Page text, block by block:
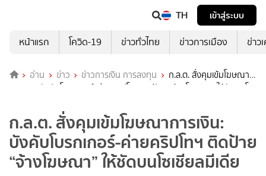
TH
เข้าสู่ระบบ
หน้าแรก
โควิด-19 ข่าวทั่วไทย ข่าวการเมือง ข่าว
อ่าน ข่าว ข่าวการเงิน การลงทุน
ก.ล.ต. สั่งคุมเข้มโฆษณา
การเงิน: บังคับโบรกเกอร์-ค่ายคริปโทฯ ติดป้าย “จ้างโฆษณา” ให้ชัดบนโซ
ก.ล.ต. สั่งคุมเข้มโฆษณาการเงิน:
บังคับโบรกเกอร์-ค่ายคริปโทฯ ติดป้าย
“จ้างโฆษณา” ให้ชัดบนโซเชียลมีเดีย